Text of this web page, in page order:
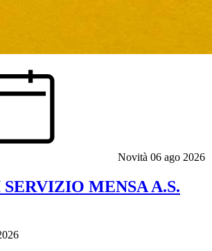
Novità 06 ago 2026
MENSA A.S.